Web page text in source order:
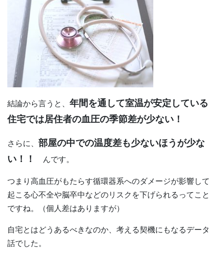
結論から言うと、 年間を通して室温が安定している
住宅では居住者の血圧の季節差が少ない！
さらに、 部屋の中での温度差も少ないほうが少な
い！！
んです。
つまり高血圧がもたらす循環器系へのダメージが影響して
起こる心不全や脳卒中などのリスクを下げられるってこと
ですね。（個人差はありますが）
自宅とはどうあるべきなのか、考える契機にもなるデータ
話でした。